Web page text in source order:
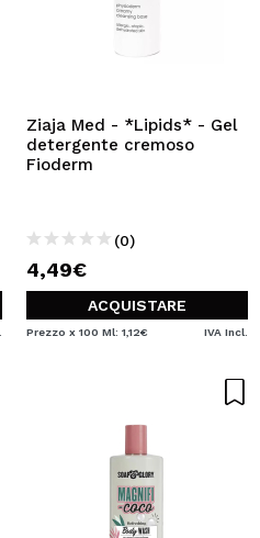
Ziaja Med - *Lipids* - Gel
detergente cremoso
Fioderm
(0)
4,49€
ACQUISTARE
Prezzo x 100 Ml: 1,12€ IVA Incl.